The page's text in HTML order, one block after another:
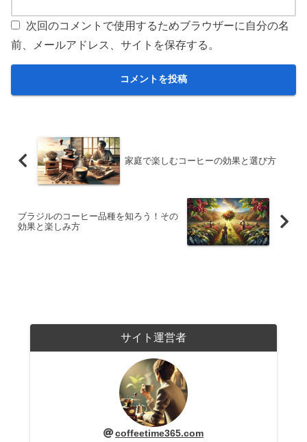
次回のコメントで使用するためブラウザーに自分の名
前、メールアドレス、サイトを保存する。
家庭で楽しむコーヒーの効果と選び方
ブラジルのコーヒー品種を知ろう！その
効果と楽しみ方
サイト運営者
coffeetime365.com